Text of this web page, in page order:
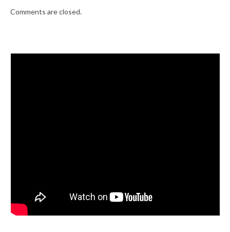
Comments are closed.